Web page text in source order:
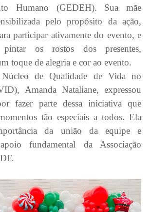
Humano (GEDEH). Sua mãe
pelo propósito da ação,
participar ativamente do evento, e
os rostos dos presentes,
toque de alegria e cor ao evento.
de Qualidade de Vida no
Amanda Nataliane, expressou
fazer parte dessa iniciativa que
tão especiais a todos. Ela
da união da equipe e
fundamental da Associação